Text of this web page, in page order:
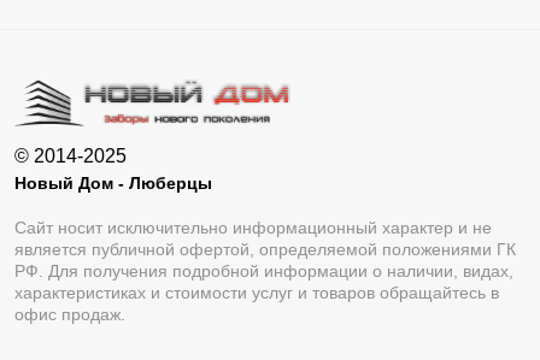
© 2014-2025
Новый Дом - Люберцы
Сайт носит исключительно информационный характер и не
является публичной офертой, определяемой положениями ГК
РФ. Для получения подробной информации о наличии, видах,
характеристиках и стоимости услуг и товаров обращайтесь в
офис продаж.